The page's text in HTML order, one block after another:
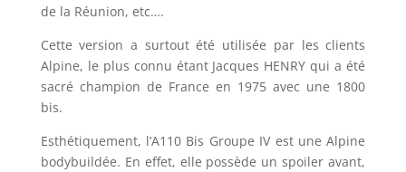
de la Réunion, etc….
Cette version a surtout été utilisée par les clients
Alpine, le plus connu étant Jacques HENRY qui a été
sacré champion de France en 1975 avec une 1800
bis.
Esthétiquement, l’A110 Bis Groupe IV est une Alpine
bodybuildée. En effet, elle possède un spoiler avant,